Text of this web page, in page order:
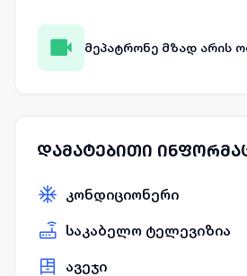
მეპატრონე მზად არის
დამატებითი
კონდიციონერი
საკაბელო ტელევიზია
ავეჯი